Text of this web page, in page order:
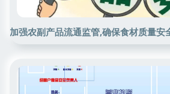
加强农副产品流通监管,确保食材质量